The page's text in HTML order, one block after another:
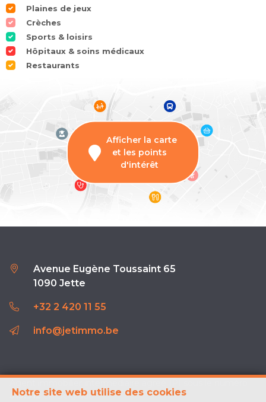
Plaines de jeux
Crèches
Sports & loisirs
Hôpitaux & soins médicaux
Restaurants
Afficher la carte
et les points
d'intérêt
Notre site web utilise des cookies
Avenue Eugène Toussaint 65
1090 Jette
+32 2 420 11 55
info@jetimmo.be
513.912 en Belgique